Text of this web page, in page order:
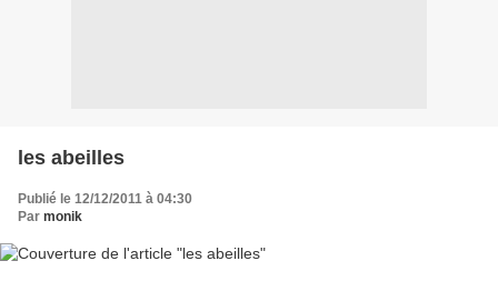
les abeilles
Publié le 12/12/2011 à 04:30
Par monik